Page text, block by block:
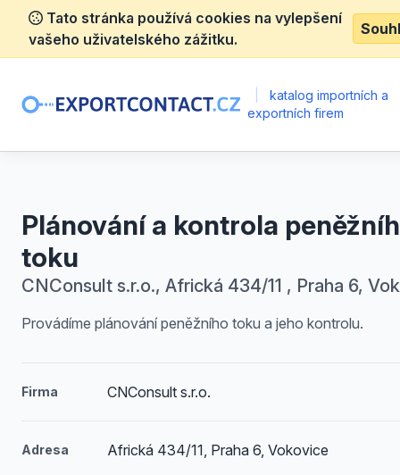
Tato stránka používá cookies na vylepšení
vašeho uživatelského zážitku.
katalog importních a
exportních firem
Plánování a kontrola
toku
CNConsult s.r.o., Africká 434/11 , Praha 6,
Provádíme plánování peněžního toku a jeho kontrolu.
Firma CNConsult s.r.o.
Adresa Africká 434/11, Praha 6, Vokovice